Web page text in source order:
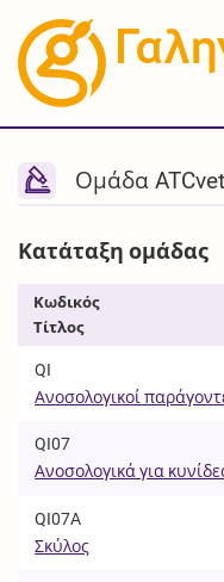
Ομάδα
Κατάταξη ομάδας
Κωδικός
Τίτλος
QI
Ανοσολογικοί
QI07
Ανοσολογικά για
QI07A
Σκύλος